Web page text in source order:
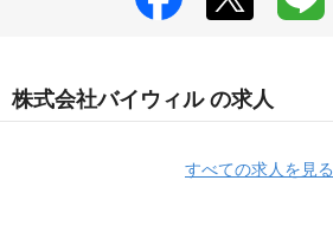
株式会社バイウィル の求人
すべての求人を見る